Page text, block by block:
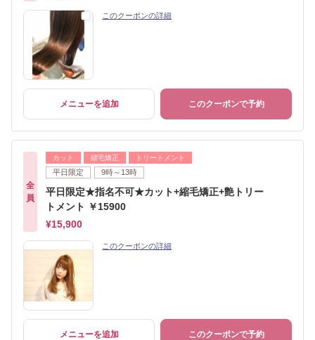
このクーポンの詳細
メニューを追加 このクーポンで予約
全
員
カット 縮毛矯正 トリートメント
平日限定 9時～13時
平日限定★指名不可★カット+縮毛矯正+艶トリー
トメント ￥15900
¥15,900
このクーポンの詳細
メニューを追加 このクーポンで予約